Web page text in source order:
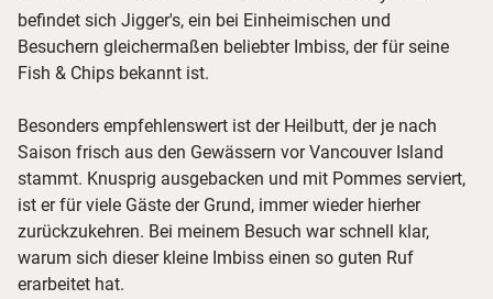
befindet sich Jigger's, ein bei Einheimischen und
Besuchern gleichermaßen beliebter Imbiss, der für seine
Fish & Chips bekannt ist.
Besonders empfehlenswert ist der Heilbutt, der je nach
Saison frisch aus den Gewässern vor Vancouver Island
stammt. Knusprig ausgebacken und mit Pommes serviert,
ist er für viele Gäste der Grund, immer wieder hierher
zurückzukehren. Bei meinem Besuch war schnell klar,
warum sich dieser kleine Imbiss einen so guten Ruf
erarbeitet hat.